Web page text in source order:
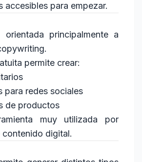
accesibles para empezar.
orientada principalmente a
permite crear:
para redes sociales
de productos
muy utilizada por
digital.